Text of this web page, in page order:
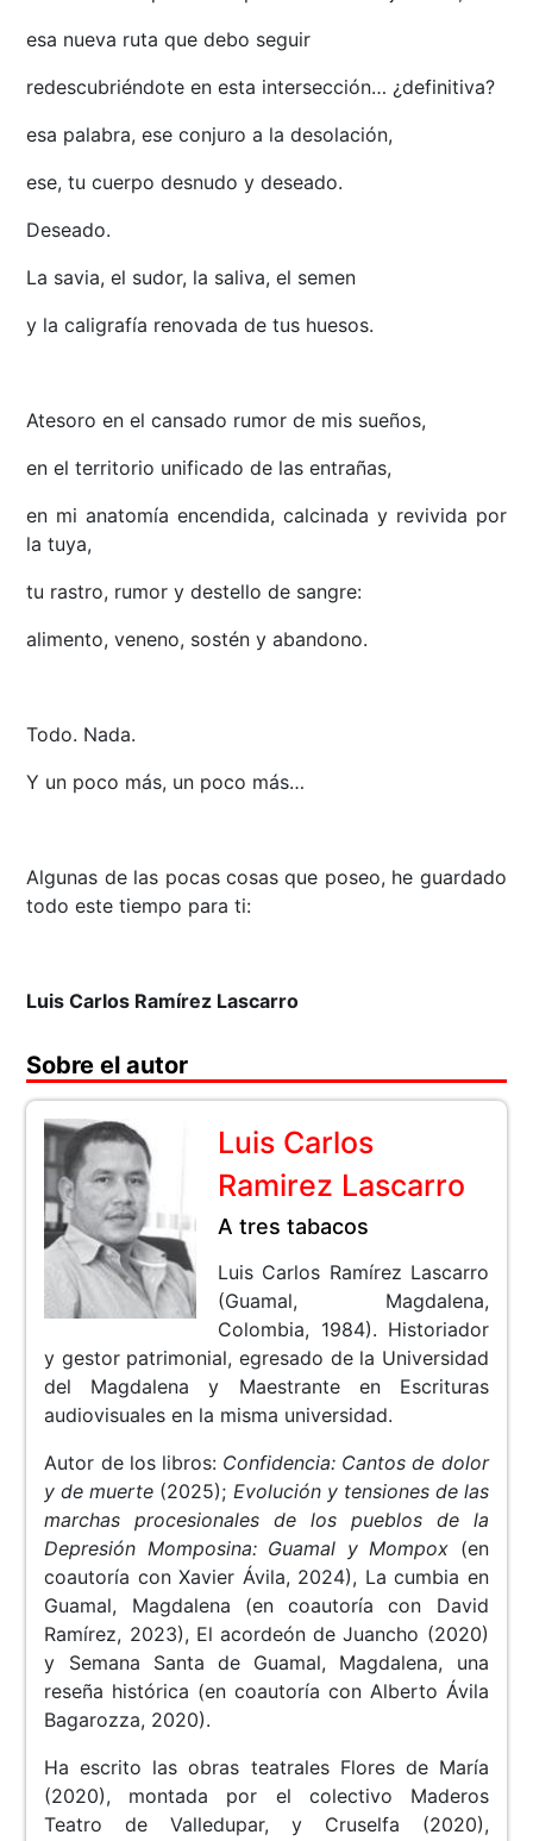
esa nueva ruta que debo seguir
redescubriéndote en esta intersección… ¿definitiva?
esa palabra, ese conjuro a la desolación,
ese, tu cuerpo desnudo y deseado.
Deseado.
La savia, el sudor, la saliva, el semen
y la caligrafía renovada de tus huesos.
Atesoro en el cansado rumor de mis sueños,
en el territorio unificado de las entrañas,
en mi anatomía encendida, calcinada y revivida por
la tuya,
tu rastro, rumor y destello de sangre:
alimento, veneno, sostén y abandono.
Todo. Nada.
Y un poco más, un poco más…
Algunas de las pocas cosas que poseo, he guardado
todo este tiempo para ti:
Luis Carlos Ramírez Lascarro
Sobre el autor
Luis Carlos
Ramirez Lascarro
A tres tabacos
Luis Carlos Ramírez Lascarro
(Guamal, Magdalena,
Colombia, 1984). Historiador
y gestor patrimonial, egresado de la Universidad
del Magdalena y Maestrante en Escrituras
audiovisuales en la misma universidad.
Autor de los libros: Confidencia: Cantos de dolor
y de muerte (2025); Evolución y tensiones de las
marchas procesionales de los pueblos de la
Depresión Momposina: Guamal y Mompox (en
coautoría con Xavier Ávila, 2024), La cumbia en
Guamal, Magdalena (en coautoría con David
Ramírez, 2023), El acordeón de Juancho (2020)
y Semana Santa de Guamal, Magdalena, una
reseña histórica (en coautoría con Alberto Ávila
Bagarozza, 2020).
Ha escrito las obras teatrales Flores de María
(2020), montada por el colectivo Maderos
Teatro de Valledupar, y Cruselfa (2020),